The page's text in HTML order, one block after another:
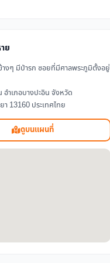
ย
างๆ มีป่ารก ซอยที่มีศาลพระภูมิตั้งอยู่
อำเภอบางปะอิน จังหวัด
13160 ประเทศไทย
ดูบนแผนที่